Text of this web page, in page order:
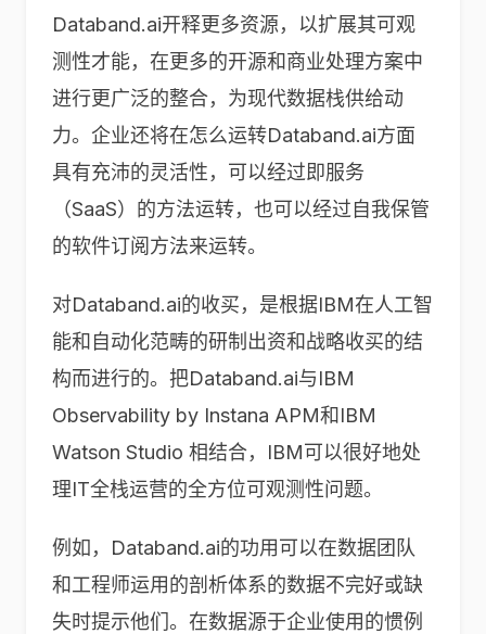
Databand.ai开释更多资源，以扩展其可观
测性才能，在更多的开源和商业处理方案中
进行更广泛的整合，为现代数据栈供给动
力。企业还将在怎么运转Databand.ai方面
具有充沛的灵活性，可以经过即服务
（SaaS）的方法运转，也可以经过自我保管
的软件订阅方法来运转。
对Databand.ai的收买，是根据IBM在人工智
能和自动化范畴的研制出资和战略收买的结
构而进行的。把Databand.ai与IBM
Observability by Instana APM和IBM
Watson Studio 相结合，IBM可以很好地处
理IT全栈运营的全方位可观测性问题。
例如，Databand.ai的功用可以在数据团队
和工程师运用的剖析体系的数据不完好或缺
失时提示他们。在数据源于企业使用的惯例